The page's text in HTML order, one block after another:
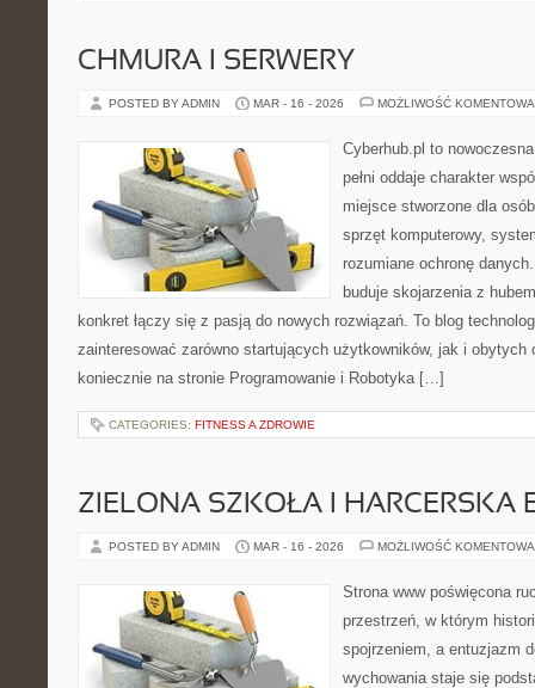
CHMURA I SERWERY
POSTED BY ADMIN MAR - 16 - 2026 MOŻLIWOŚĆ
Cyberhub.pl to
pełni oddaje charakter
miejsce stworzone dla
sprzęt komputerowy,
rozumiane ochronę
buduje skojarzenia z
konkret łączy się z pasją do nowych rozwiązań. To blog
zainteresować zarówno startujących użytkowników, jak i obytych
koniecznie na stronie Programowanie i Robotyka […]
CATEGORIES: FITNESS A ZDROWIE
ZIELONA SZKOŁA I HARCERSKA
POSTED BY ADMIN MAR - 16 - 2026 MOŻLIWOŚĆ
Strona www poświęcona
przestrzeń, w którym
spojrzeniem, a entuzjazm
wychowania staje się